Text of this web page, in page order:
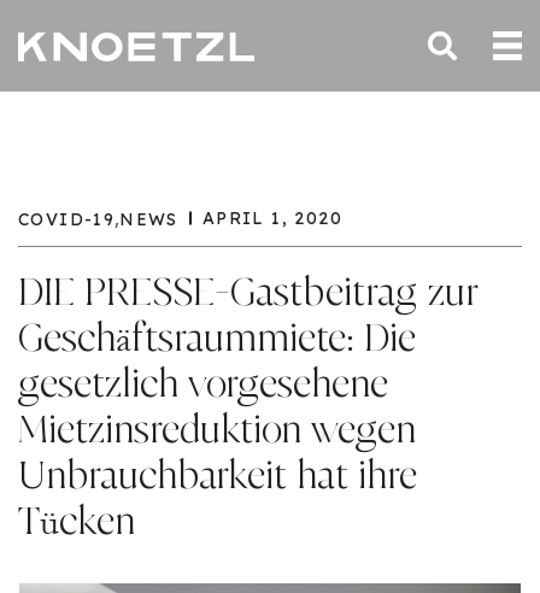
COVID-19,NEWS APRIL 1, 2020
DIE PRESSE-Gastbeitrag zur
Geschäftsraummiete: Die
gesetzlich vorgesehene
Mietzinsreduktion wegen
Unbrauchbarkeit hat ihre
Tücken